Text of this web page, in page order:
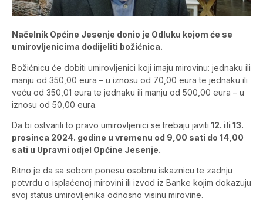
Načelnik Općine Jesenje donio je Odluku kojom će se
umirovljenicima dodijeliti božićnica.
Božićnicu će dobiti umirovljenici koji imaju mirovinu: jednaku ili
manju od 350,00 eura – u iznosu od 70,00 eura te jednaku ili
veću od 350,01 eura te jednaku ili manju od 500,00 eura – u
iznosu od 50,00 eura.
Da bi ostvarili to pravo umirovljenici se trebaju javiti 12. ili 13.
prosinca 2024. godine u vremenu od 9,00 sati do 14,00
sati u Upravni odjel Općine Jesenje.
Bitno je da sa sobom ponesu osobnu iskaznicu te zadnju
potvrdu o isplaćenoj mirovini ili izvod iz Banke kojim dokazuju
svoj status umirovljenika odnosno visinu mirovine.